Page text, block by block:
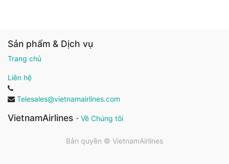
Sản phẩm & Dịch vụ
Trang chủ
Liên hệ
Telesales@vietnamairlines.com
VietnamAirlines - Về Chúng tôi
Bản quyền © VietnamAirlines